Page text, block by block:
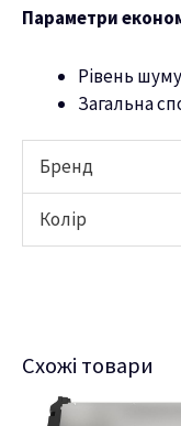
Параметри
Рівень
Загальна
Бренд
Колір
Схожі товари